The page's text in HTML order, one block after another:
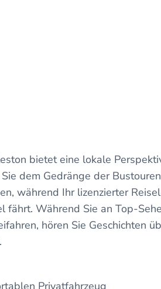
bietet eine lokale
dem Gedränge der
während Ihr lizenzierter
fährt. Während Sie an Top-
hören Sie Geschichten
Privatfahrzeug